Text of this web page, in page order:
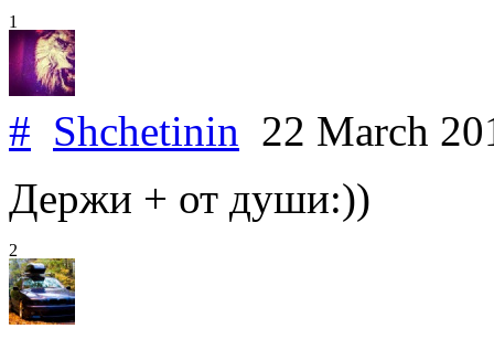
1
# Shchetinin 22 March
Держи + от души:))
2